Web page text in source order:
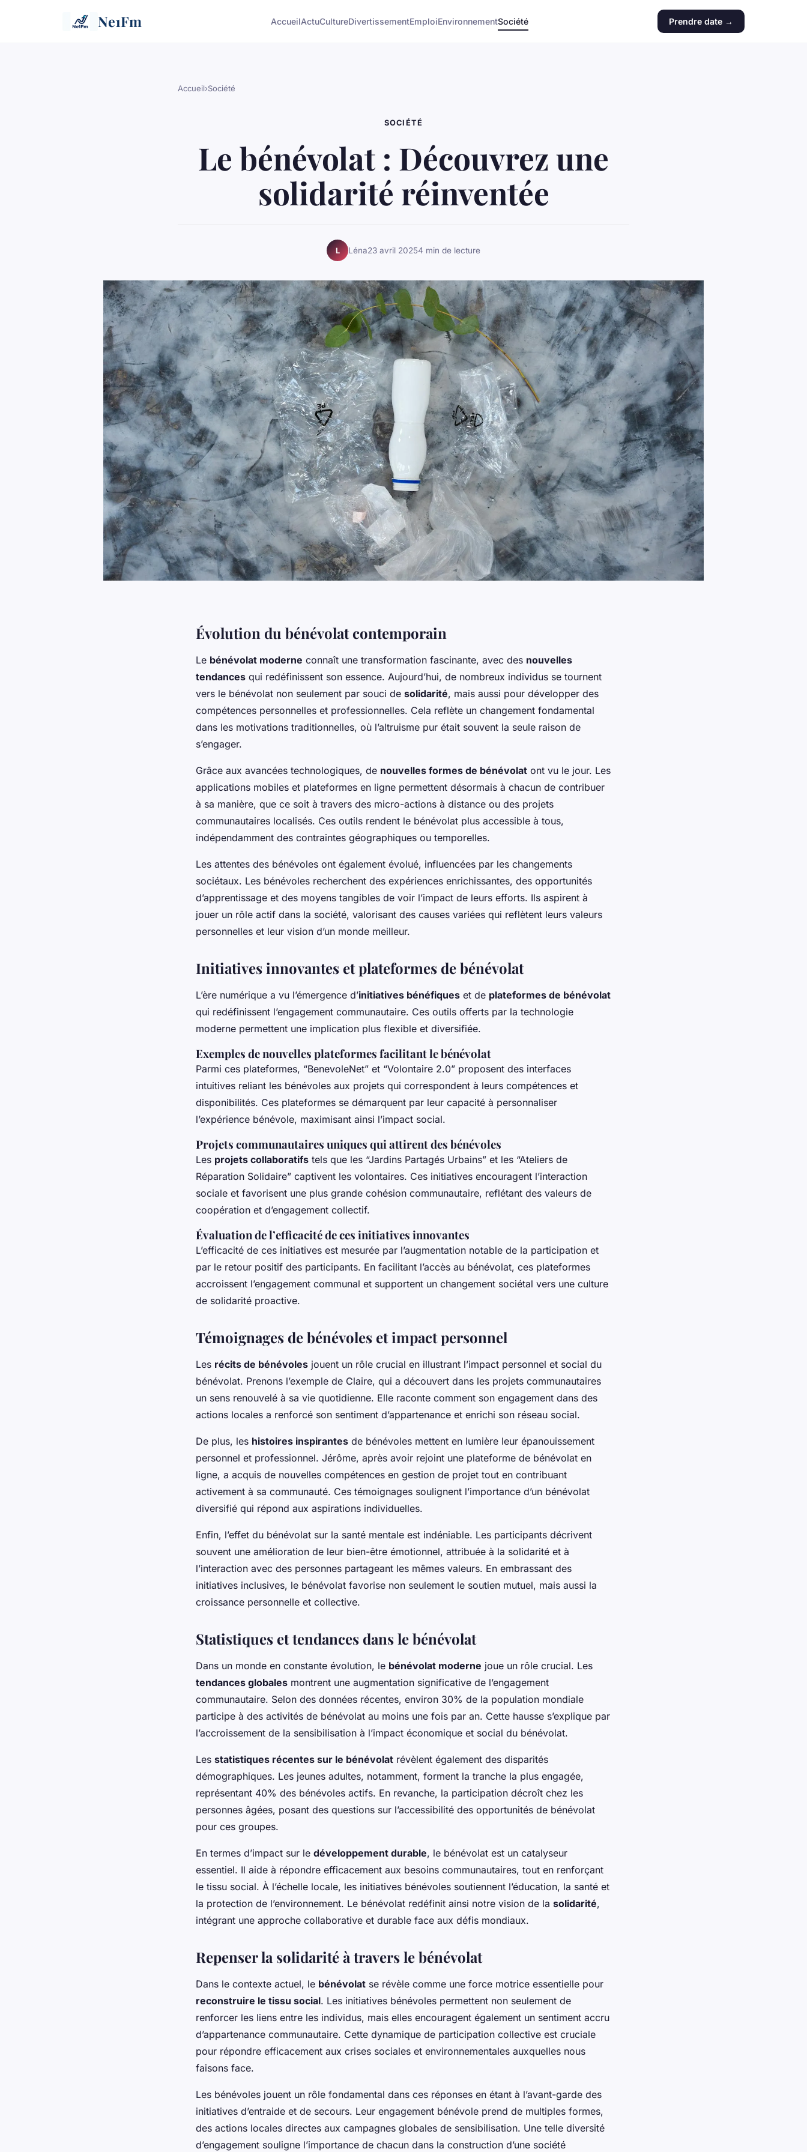
Ne1Fm AccueilActuCultureDivertissementEmploiEnvironnementSociété Prendre date →
Accueil›Société
SOCIÉTÉ
Le bénévolat : Découvrez une
solidarité réinventée
L Léna23 avril 20254 min de lecture
Évolution du bénévolat contemporain
Le bénévolat moderne connaît une transformation fascinante, avec des nouvelles
tendances qui redéfinissent son essence. Aujourd’hui, de nombreux individus se tournent
vers le bénévolat non seulement par souci de solidarité, mais aussi pour développer des
compétences personnelles et professionnelles. Cela reflète un changement fondamental
dans les motivations traditionnelles, où l’altruisme pur était souvent la seule raison de
s’engager.
Grâce aux avancées technologiques, de nouvelles formes de bénévolat ont vu le jour. Les
applications mobiles et plateformes en ligne permettent désormais à chacun de contribuer
à sa manière, que ce soit à travers des micro-actions à distance ou des projets
communautaires localisés. Ces outils rendent le bénévolat plus accessible à tous,
indépendamment des contraintes géographiques ou temporelles.
Les attentes des bénévoles ont également évolué, influencées par les changements
sociétaux. Les bénévoles recherchent des expériences enrichissantes, des opportunités
d’apprentissage et des moyens tangibles de voir l’impact de leurs efforts. Ils aspirent à
jouer un rôle actif dans la société, valorisant des causes variées qui reflètent leurs valeurs
personnelles et leur vision d’un monde meilleur.
Initiatives innovantes et plateformes de bénévolat
L’ère numérique a vu l’émergence d’initiatives bénéfiques et de plateformes de bénévolat
qui redéfinissent l’engagement communautaire. Ces outils offerts par la technologie
moderne permettent une implication plus flexible et diversifiée.
Exemples de nouvelles plateformes facilitant le bénévolat
Parmi ces plateformes, “BenevoleNet” et “Volontaire 2.0” proposent des interfaces
intuitives reliant les bénévoles aux projets qui correspondent à leurs compétences et
disponibilités. Ces plateformes se démarquent par leur capacité à personnaliser
l’expérience bénévole, maximisant ainsi l’impact social.
Projets communautaires uniques qui attirent des bénévoles
Les projets collaboratifs tels que les “Jardins Partagés Urbains” et les “Ateliers de
Réparation Solidaire” captivent les volontaires. Ces initiatives encouragent l’interaction
sociale et favorisent une plus grande cohésion communautaire, reflétant des valeurs de
coopération et d’engagement collectif.
Évaluation de l’efficacité de ces initiatives innovantes
L’efficacité de ces initiatives est mesurée par l’augmentation notable de la participation et
par le retour positif des participants. En facilitant l’accès au bénévolat, ces plateformes
accroissent l’engagement communal et supportent un changement sociétal vers une culture
de solidarité proactive.
Témoignages de bénévoles et impact personnel
Les récits de bénévoles jouent un rôle crucial en illustrant l’impact personnel et social du
bénévolat. Prenons l’exemple de Claire, qui a découvert dans les projets communautaires
un sens renouvelé à sa vie quotidienne. Elle raconte comment son engagement dans des
actions locales a renforcé son sentiment d’appartenance et enrichi son réseau social.
De plus, les histoires inspirantes de bénévoles mettent en lumière leur épanouissement
personnel et professionnel. Jérôme, après avoir rejoint une plateforme de bénévolat en
ligne, a acquis de nouvelles compétences en gestion de projet tout en contribuant
activement à sa communauté. Ces témoignages soulignent l’importance d’un bénévolat
diversifié qui répond aux aspirations individuelles.
Enfin, l’effet du bénévolat sur la santé mentale est indéniable. Les participants décrivent
souvent une amélioration de leur bien-être émotionnel, attribuée à la solidarité et à
l’interaction avec des personnes partageant les mêmes valeurs. En embrassant des
initiatives inclusives, le bénévolat favorise non seulement le soutien mutuel, mais aussi la
croissance personnelle et collective.
Statistiques et tendances dans le bénévolat
Dans un monde en constante évolution, le bénévolat moderne joue un rôle crucial. Les
tendances globales montrent une augmentation significative de l’engagement
communautaire. Selon des données récentes, environ 30% de la population mondiale
participe à des activités de bénévolat au moins une fois par an. Cette hausse s’explique par
l’accroissement de la sensibilisation à l’impact économique et social du bénévolat.
Les statistiques récentes sur le bénévolat révèlent également des disparités
démographiques. Les jeunes adultes, notamment, forment la tranche la plus engagée,
représentant 40% des bénévoles actifs. En revanche, la participation décroît chez les
personnes âgées, posant des questions sur l’accessibilité des opportunités de bénévolat
pour ces groupes.
En termes d’impact sur le développement durable, le bénévolat est un catalyseur
essentiel. Il aide à répondre efficacement aux besoins communautaires, tout en renforçant
le tissu social. À l’échelle locale, les initiatives bénévoles soutiennent l’éducation, la santé et
la protection de l’environnement. Le bénévolat redéfinit ainsi notre vision de la solidarité,
intégrant une approche collaborative et durable face aux défis mondiaux.
Repenser la solidarité à travers le bénévolat
Dans le contexte actuel, le bénévolat se révèle comme une force motrice essentielle pour
reconstruire le tissu social. Les initiatives bénévoles permettent non seulement de
renforcer les liens entre les individus, mais elles encouragent également un sentiment accru
d’appartenance communautaire. Cette dynamique de participation collective est cruciale
pour répondre efficacement aux crises sociales et environnementales auxquelles nous
faisons face.
Les bénévoles jouent un rôle fondamental dans ces réponses en étant à l’avant-garde des
initiatives d’entraide et de secours. Leur engagement bénévole prend de multiples formes,
des actions locales directes aux campagnes globales de sensibilisation. Une telle diversité
d’engagement souligne l’importance de chacun dans la construction d’une société